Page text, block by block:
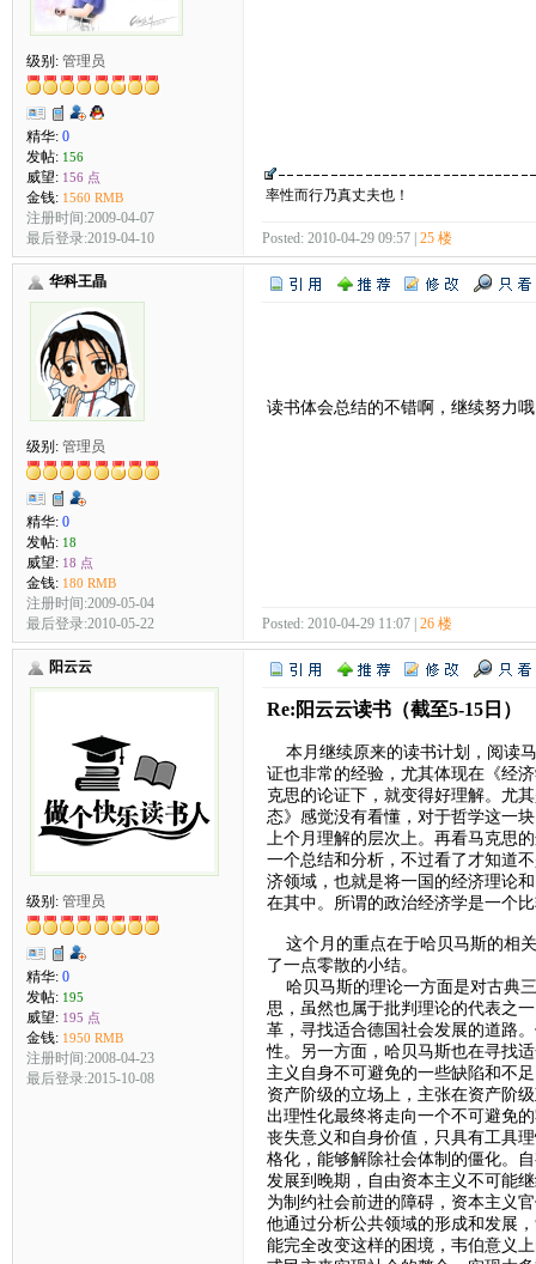
级别: 管理员
精华: 0
发帖: 156
威望: 156 点
金钱: 1560 RMB
注册时间:2009-04-07
最后登录:2019-04-10
率性而行乃真丈夫也！
Posted: 2010-04-29 09:57 | 25 楼
华科王晶
级别: 管理员
精华: 0
发帖: 18
威望: 18 点
金钱: 180 RMB
注册时间:2009-05-04
最后登录:2010-05-22
读书体会总结的不错啊，继续努力
Posted: 2010-04-29 11:07 | 26 楼
阳云云
级别: 管理员
精华: 0
发帖: 195
威望: 195 点
金钱: 1950 RMB
注册时间:2008-04-23
最后登录:2015-10-08
Re:阳云云读书（截至5-15日）
本月继续原来的读书计划，阅读
证也非常的经验，尤其体现在《经
克思的论证下，就变得好理解。尤
态》感觉没有看懂，对于哲学这一
上个月理解的层次上。再看马克思
一个总结和分析，不过看了才知道
济领域，也就是将一国的经济理论
在其中。所谓的政治经济学是一个
这个月的重点在于哈贝马斯的相
了一点零散的小结。
哈贝马斯的理论一方面是对古典
思，虽然也属于批判理论的代表之
革，寻找适合德国社会发展的道路
性。另一方面，哈贝马斯也在寻找
主义自身不可避免的一些缺陷和不
资产阶级的立场上，主张在资产阶
出理性化最终将走向一个不可避免
丧失意义和自身价值，只具有工具
格化，能够解除社会体制的僵化。
发展到晚期，自由资本主义不可能
为制约社会前进的障碍，资本主义
他通过分析公共领域的形成和发展
能完全改变这样的困境，韦伯意义